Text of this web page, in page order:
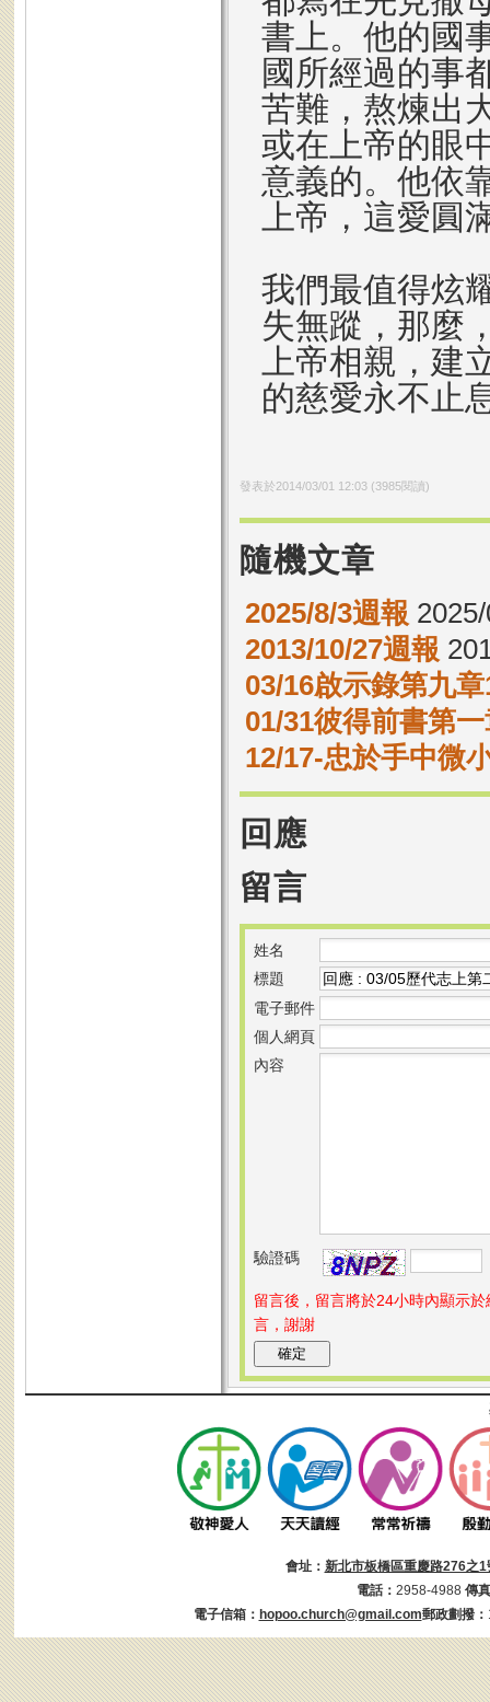
書上。他的國
國所經過的事
苦難，熬煉出
或在上帝的眼
意義的。他依
上帝，這愛圓
我們最值得炫
失無蹤，那麼
上帝相親，建
的慈愛永不止
發表於2014/03/01 12:03(3985閱讀)
隨機文章
2025/8/3週報
2013/10/27週報
03/16啟示錄第九
01/31彼得前書第
12/17-忠於手中微
回應
留言
姓名
標題
電子郵件
個人網頁
內容
驗證碼
留言後，留言將於24小時內顯示
言，謝謝
會址： 新北市板橋區重慶路276之1
電話： 2958-4988 傳
電子信箱： hopoo.church@gmail.com郵政劃撥：